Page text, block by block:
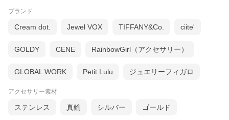
ブランド
Cream dot. Jewel VOX TIFFANY&Co. ciite'
GOLDY CENE RainbowGirl（アクセサリー）
GLOBAL WORK Petit Lulu ジュエリーフィガロ
アクセサリー素材
ステンレス 真鍮 シルバー ゴールド